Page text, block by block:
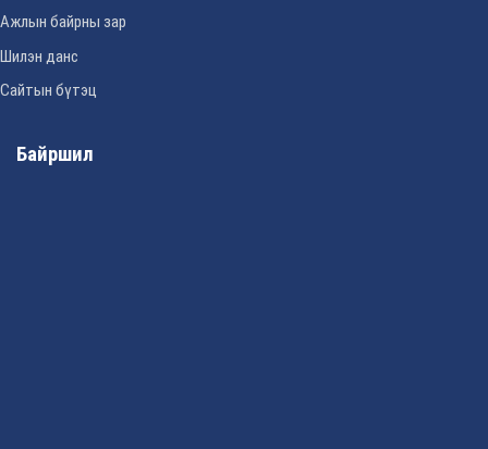
Ажлын байрны зар
Шилэн данс
Сайтын бүтэц
Байршил